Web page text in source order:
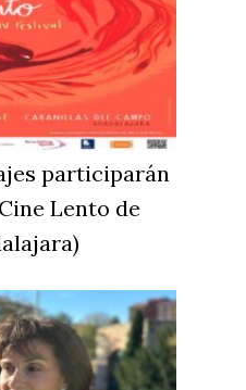
participarán
Lento de